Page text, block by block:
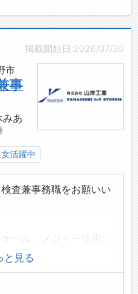
。
化されているので機械
から徐々にお仕事を覚
験の方でも安心です◎
実績あり）
ート充実♪
場完備）
きます！
ップ】
、一から丁寧に研修さ
掲載開始日:2026/07/30
市
事
あ
女活躍中
査兼事務職をお願いい
のスキャン（クラウド
と見る